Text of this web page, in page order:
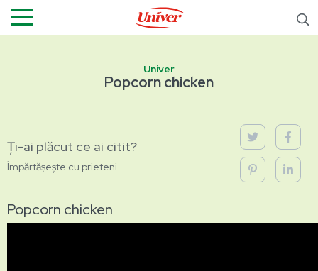
Univer
Popcorn chicken
Ți-ai plăcut ce ai citit?
Împărtășește cu prieteni
Popcorn chicken